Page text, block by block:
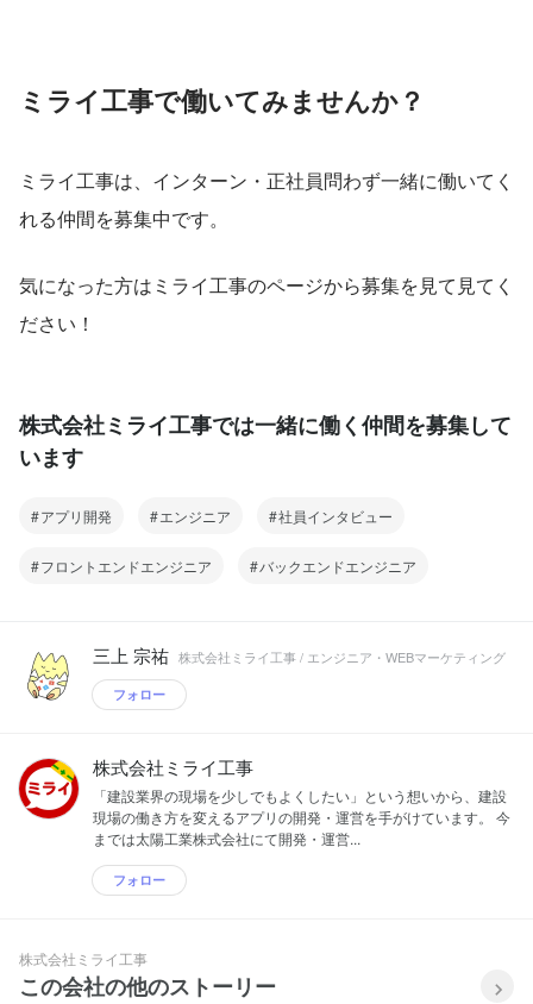
ミライ工事で働いてみませんか？
ミライ工事は、インターン・正社員問わず一緒に働いてく
れる仲間を募集中です。
気になった方はミライ工事のページから募集を見て見てく
ださい！
株式会社ミライ工事では一緒に働く仲間を募集して
います
アプリ開発 エンジニア 社員インタビュー
フロントエンドエンジニア バックエンドエンジニア
三上 宗祐 株式会社ミライ工事 / エンジニア・WEBマーケティング
フォロー
株式会社ミライ工事
「建設業界の現場を少しでもよくしたい」という想いから、建設
現場の働き方を変えるアプリの開発・運営を手がけています。 今
までは太陽工業株式会社にて開発・運営...
フォロー
株式会社ミライ工事
この会社の他のストーリー